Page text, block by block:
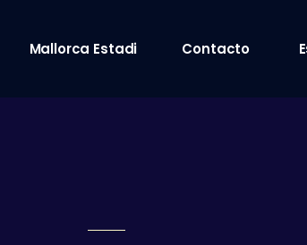
Mallorca Estadi Contacto